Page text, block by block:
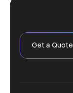
Get a Quote